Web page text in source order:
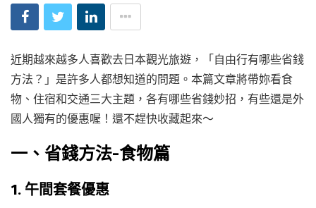
近期越來越多人喜歡去日本觀光旅遊，「自由行有哪些省錢
方法？」是許多人都想知道的問題。本篇文章將帶妳看食
物、住宿和交通三大主題，各有哪些省錢妙招，有些還是外
國人獨有的優惠喔！還不趕快收藏起來～
一、省錢方法-食物篇
1. 午間套餐優惠